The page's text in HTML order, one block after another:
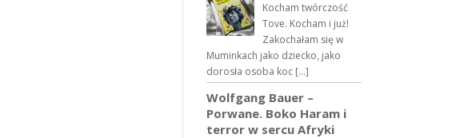
Kocham twórczość
Tove. Kocham i już!
Zakochałam się w
Muminkach jako dziecko, jako
dorosła osoba koc […]
Wolfgang Bauer –
Porwane. Boko Haram i
terror w sercu Afryki